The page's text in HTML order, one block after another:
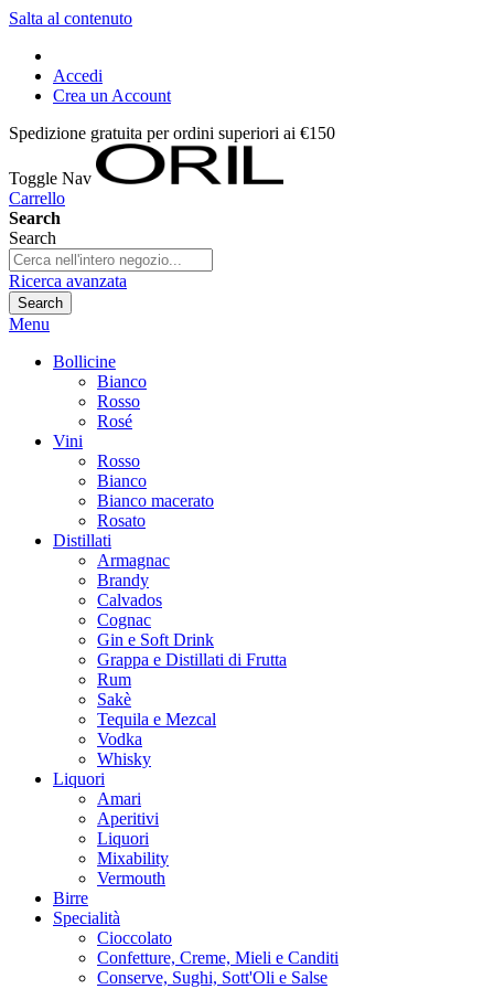
Salta al contenuto
Accedi
Crea un Account
Spedizione gratuita per ordini superiori ai €150
Toggle Nav
Carrello
Search
Search
Ricerca avanzata
Search
Menu
Bollicine
Bianco
Rosso
Rosé
Vini
Rosso
Bianco
Bianco macerato
Rosato
Distillati
Armagnac
Brandy
Calvados
Cognac
Gin e Soft Drink
Grappa e Distillati di Frutta
Rum
Sakè
Tequila e Mezcal
Vodka
Whisky
Liquori
Amari
Aperitivi
Liquori
Mixability
Vermouth
Birre
Specialità
Cioccolato
Confetture, Creme, Mieli e Canditi
Conserve, Sughi, Sott'Oli e Salse